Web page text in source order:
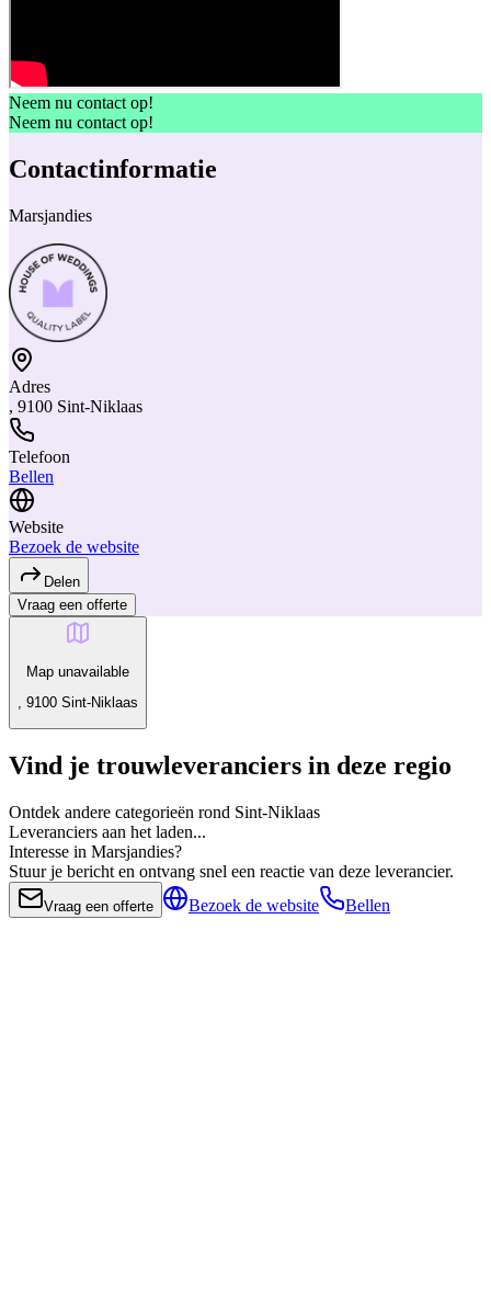
Neem nu contact op!
Neem nu contact op!
Contactinformatie
Marsjandies
Adres
, 9100 Sint-Niklaas
Telefoon
Bellen
Website
Bezoek de website
Delen
Vraag een offerte
Map unavailable
, 9100 Sint-Niklaas
Vind je trouwleveranciers in deze regio
Ontdek andere categorieën rond Sint-Niklaas
Leveranciers aan het laden...
Interesse in Marsjandies?
Stuur je bericht en ontvang snel een reactie van deze leverancier.
Vraag een offerte Bezoek de website Bellen